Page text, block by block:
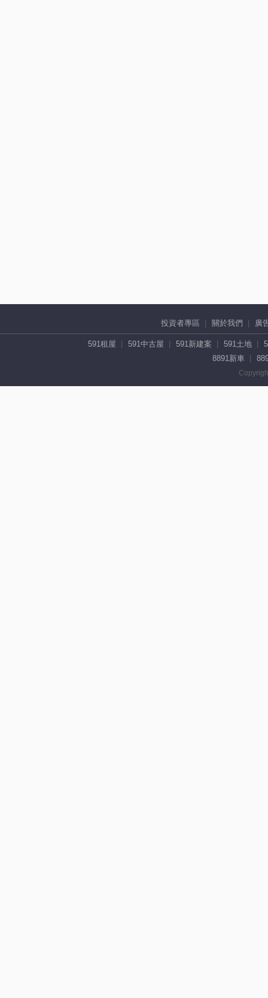
投資者專區 關於我們 廣
591租屋 591中古屋 591新建案 591土地
8891新車